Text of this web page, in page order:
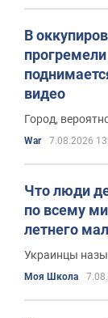
В
видео
Город,
War 7.08.2026
Что люди
по всему
летнего
Украинцы
Моя Школа